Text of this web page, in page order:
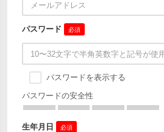
パスワード 必須
パスワードを表示する
パスワードの安全性
生年月日 必須